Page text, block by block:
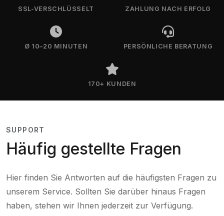
SSL-VERSCHLÜSSELT ZAHLUNG NACH ERFOLG
Ø 10–20 MINUTEN PERSÖNLICHE BERATUNG
170+ KUNDEN
SUPPORT
Häufig gestellte Fragen
Hier finden Sie Antworten auf die häufigsten Fragen zu
unserem Service. Sollten Sie darüber hinaus Fragen
haben, stehen wir Ihnen jederzeit zur Verfügung.